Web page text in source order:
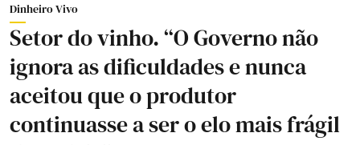
Dinheiro Vivo
Setor do vinho. “O Governo não
ignora as dificuldades e nunca
aceitou que o produtor
continuasse a ser o elo mais frágil